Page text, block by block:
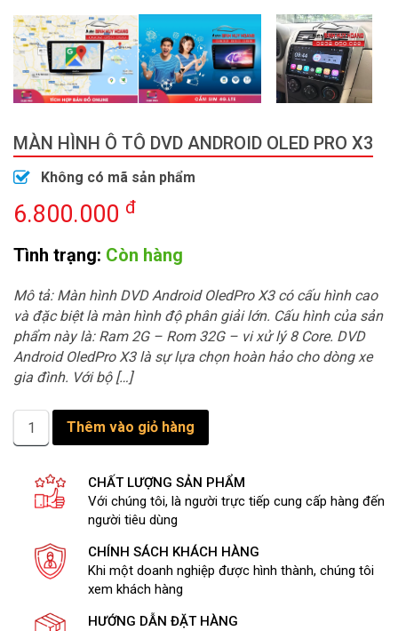
MÀN HÌNH Ô TÔ DVD ANDROID OLED PRO X3
Không có mã sản phẩm
6.800.000 đ
Tình trạng: Còn hàng
Mô tả: Màn hình DVD Android OledPro X3 có cấu hình cao
và đặc biệt là màn hình độ phân giải lớn. Cấu hình của sản
phẩm này là: Ram 2G – Rom 32G – vi xử lý 8 Core. DVD
Android OledPro X3 là sự lựa chọn hoàn hảo cho dòng xe
gia đình. Với bộ […]
Màn
hình
DVD
Pro
lượng
Thêm vào giỏ hàng
CHẤT LƯỢNG SẢN PHẨM
Với chúng tôi, là người trực tiếp cung cấp hàng đến
người tiêu dùng
CHÍNH SÁCH KHÁCH HÀNG
Khi một doanh nghiệp được hình thành, chúng tôi
xem khách hàng
HƯỚNG DẪN ĐẶT HÀNG